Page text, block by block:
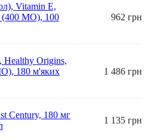
Vitamin E,
(400 МО), 100
962 грн
Healthy Origins,
180 м'яких
1 486 грн
Century, 180 мг
1 135 грн